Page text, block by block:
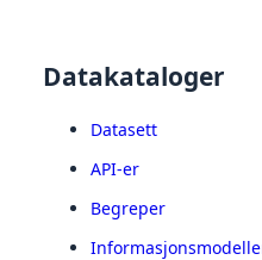
Datakataloger
Datasett
API-er
Begreper